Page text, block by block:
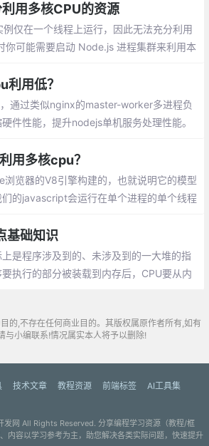
用多核CPU的资源
仅在一个线程上运行，因此无法充分利用
你可能需要启动 Node.js 进程集群来利用本
时，这个问题尤其重要。
用低？
通过类似nginx的master-worker多进程负
件性能，提升nodejs单机服务处理性能。
进程的复制。
用多核cpu？
览器的V8引擎构建的，也就说明它的模型
的javascript会运行在单个进程的单个线程
服务器往往有好几个CPU（像我们的线上
基础知识
是程序涉及到的、未涉及到的一大堆的指
执行的部分被装载到内存后，CPU要从内
的,不存在任何商业目的。其版权属原作者所有,如有
与小编联系!情况属实本人将予以删除!
技术文章 教程资源 前端标签
AI工具集